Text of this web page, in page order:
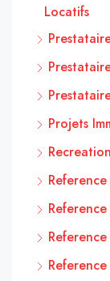
Locatifs
Projets